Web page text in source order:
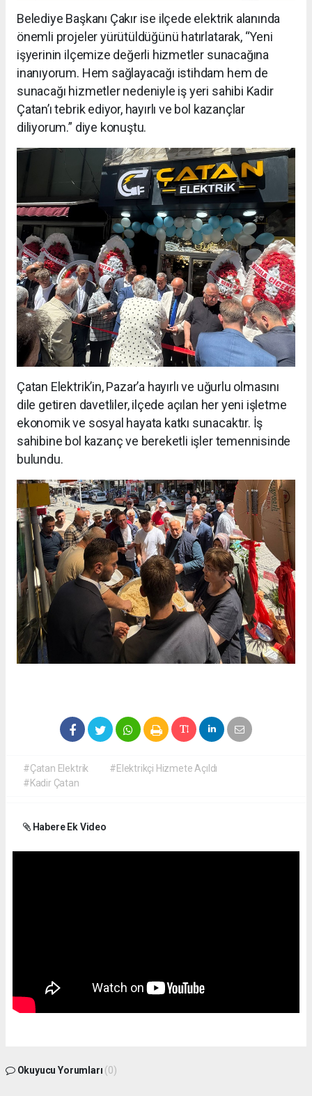
Belediye Başkanı Çakır ise ilçede elektrik alanında
önemli projeler yürütüldüğünü hatırlatarak, “Yeni
işyerinin ilçemize değerli hizmetler sunacağına
inanıyorum. Hem sağlayacağı istihdam hem de
sunacağı hizmetler nedeniyle iş yeri sahibi Kadir
Çatan’ı tebrik ediyor, hayırlı ve bol kazançlar
diliyorum.” diye konuştu.
Çatan Elektrik’in, Pazar’a hayırlı ve uğurlu olmasını
dile getiren davetliler, ilçede açılan her yeni işletme
ekonomik ve sosyal hayata katkı sunacaktır. İş
sahibine bol kazanç ve bereketli işler temennisinde
bulundu.
#Çatan Elektrik
#Elektrikçi Hizmete Açıldı
#Kadir Çatan
Habere Ek Video
Okuyucu Yorumları (0)